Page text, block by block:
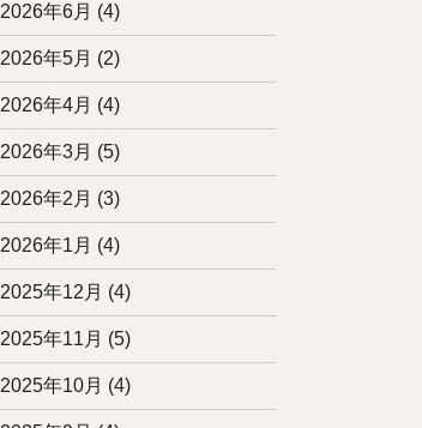
2026年6月 (4)
2026年5月 (2)
2026年4月 (4)
2026年3月 (5)
2026年2月 (3)
2026年1月 (4)
2025年12月 (4)
2025年11月 (5)
2025年10月 (4)